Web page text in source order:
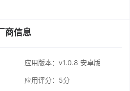
商信息
应用版本：v1.0.8 安卓版
应用评分： 5分